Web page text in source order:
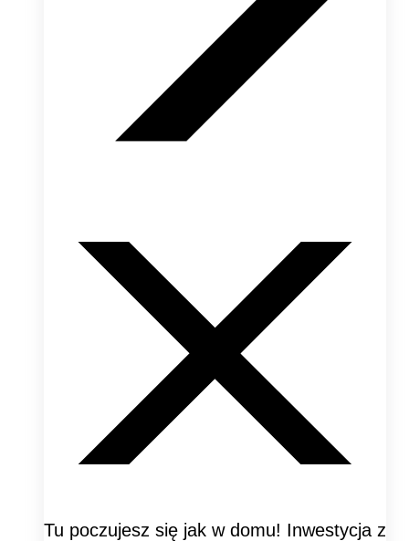
Tu poczujesz się jak w domu! Inwestycja z